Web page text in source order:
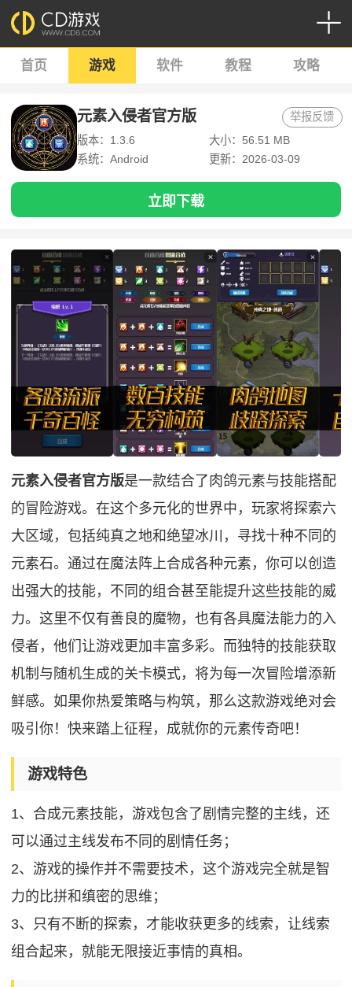
首页 游戏 软件 教程 攻略
元素入侵者官方版
版本：1.3.6
大小：56.51 MB
系统：Android
更新：2026-03-09
举报反馈
立即下载
元素入侵者官方版是一款结合了肉鸽元素与技能搭配
的冒险游戏。在这个多元化的世界中，玩家将探索六
大区域，包括纯真之地和绝望冰川，寻找十种不同的
元素石。通过在魔法阵上合成各种元素，你可以创造
出强大的技能，不同的组合甚至能提升这些技能的威
力。这里不仅有善良的魔物，也有各具魔法能力的入
侵者，他们让游戏更加丰富多彩。而独特的技能获取
机制与随机生成的关卡模式，将为每一次冒险增添新
鲜感。如果你热爱策略与构筑，那么这款游戏绝对会
吸引你！快来踏上征程，成就你的元素传奇吧！
游戏特色
1、合成元素技能，游戏包含了剧情完整的主线，还
可以通过主线发布不同的剧情任务；
2、游戏的操作并不需要技术，这个游戏完全就是智
力的比拼和缜密的思维；
3、只有不断的探索，才能收获更多的线索，让线索
组合起来，就能无限接近事情的真相。